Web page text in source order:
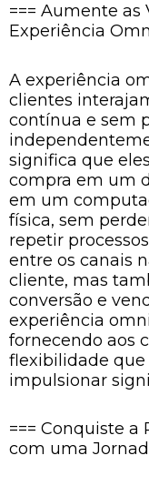
=== Aumente as
Experiência
A experiência
clientes
contínua e sem
significa que
compra em um
em um
física, sem
repetir
entre os canais
cliente, mas
conversão e
experiência
fornecendo aos
flexibilidade que
impulsionar
=== Conquiste a
com uma